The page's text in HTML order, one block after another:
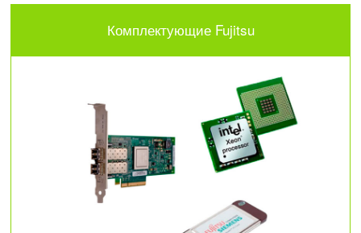
Комплектующие Fujitsu